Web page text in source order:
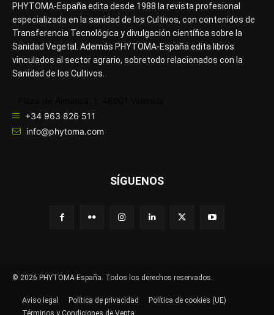
PHYTOMA-España edita desde 1988 la revista profesional
especializada en la sanidad de los Cultivos, con contenidos de
Transferencia Tecnológica y divulgación científica sobre la
Sanidad Vegetal. Además PHYTOMA-España edita libros
vinculados al sector agrario, sobretodo relacionados con la
Sanidad de los Cultivos.
+34 963 826 511
info@phytoma.com
SÍGUENOS
© 2026 PHYTOMA-España. Todos los derechos reservados.
Aviso legal Política de privacidad
Política de cookies (UE)
Términos y Condiciones de Venta